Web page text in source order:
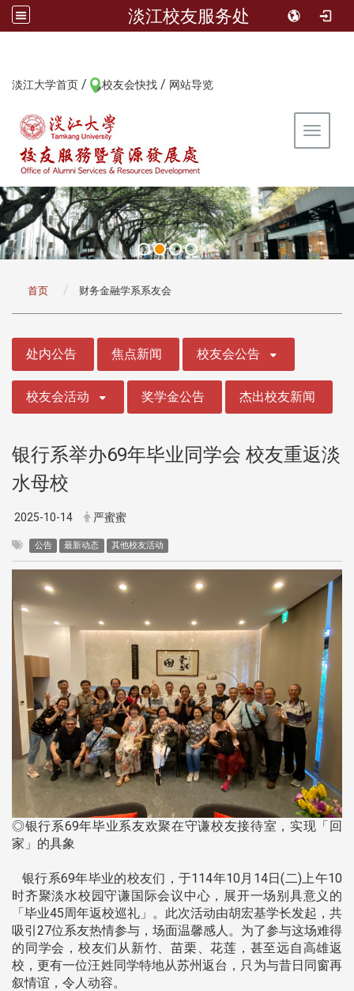
淡江校友服务处
淡江大学首页 / 校友会快找 / 网站导览
Toggle
首页 财务金融学系系友会
处内公告 焦点新闻 校友会公告
校友会活动 奖学金公告 杰出校友新闻
银行系举办69年毕业同学会 校友重返淡
水母校
2025-10-14 严蜜蜜
公告 最新动态 其他校友活动
◎银行系69年毕业系友欢聚在守谦校友接待室，实现「回
家」的具象
银行系69年毕业的校友们，于114年10月14日(二)上午10
时齐聚淡水校园守谦国际会议中心，展开一场别具意义的
「毕业45周年返校巡礼」。此次活动由胡宏基学长发起，共
吸引27位系友热情参与，场面温馨感人。为了参与这场难得
的同学会，校友们从新竹、苗栗、花莲，甚至远自高雄返
校，更有一位汪姓同学特地从苏州返台，只为与昔日同窗再
叙情谊，令人动容。